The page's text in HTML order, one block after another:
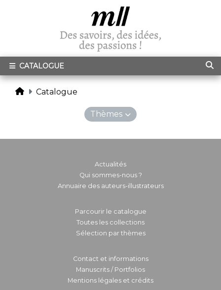
CATALOGUE
Catalogue
Thèmes
Actualités
Qui sommes-nous ?
Annuaire des auteurs-illustrateurs
Parcourir le catalogue
Toutes les collections
Sélection par thèmes
Contact et informations
Manuscrits / Portfolios
Mentions légales et crédits